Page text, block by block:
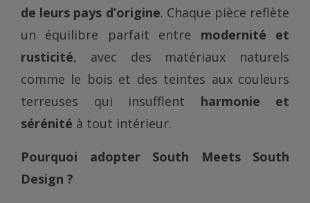
de leurs pays d’origine. Chaque pièce reflète
un équilibre parfait entre modernité et
rusticité, avec des matériaux naturels
comme le bois et des teintes aux couleurs
terreuses qui insufflent harmonie et
sérénité à tout intérieur.
Pourquoi adopter South Meets South
Design ?